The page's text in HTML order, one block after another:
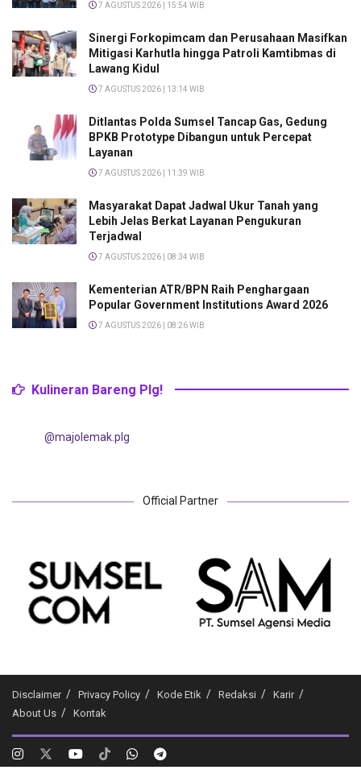
7 AGUSTUS 2026 | 15:54 WIB
Sinergi Forkopimcam dan Perusahaan Masifkan
Mitigasi Karhutla hingga Patroli Kamtibmas di
Lawang Kidul
7 AGUSTUS 2026 | 13:14 WIB
Ditlantas Polda Sumsel Tancap Gas, Gedung
BPKB Prototype Dibangun untuk Percepat
Layanan
7 AGUSTUS 2026 | 11:39 WIB
Masyarakat Dapat Jadwal Ukur Tanah yang
Lebih Jelas Berkat Layanan Pengukuran
Terjadwal
7 AGUSTUS 2026 | 08:34 WIB
Kementerian ATR/BPN Raih Penghargaan
Popular Government Institutions Award 2026
7 AGUSTUS 2026 | 08:26 WIB
Kulineran Bareng Plg!
@majolemak.plg
Official Partner
Disclaimer Privacy Policy Kode Etik Redaksi
Karir
About Us
Kontak